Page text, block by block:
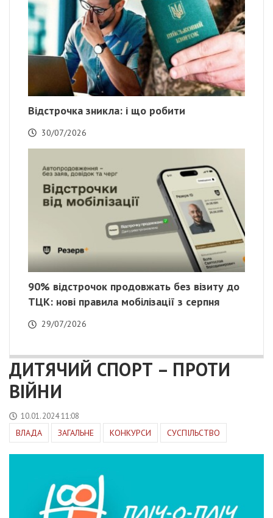
Відстрочка зникла: і що робити
30/07/2026
90% відстрочок продовжать без візиту до
ТЦК: нові правила мобілізації з серпня
29/07/2026
ДИТЯЧИЙ СПОРТ – ПРОТИ
ВІЙНИ
10.01.2024 11:08
ВЛАДА ЗАГАЛЬНЕ КОНКУРСИ СУСПІЛЬСТВО